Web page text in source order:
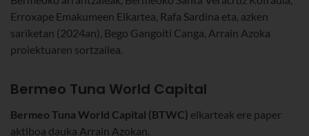
Erroxape Emakumeen Elkartea, Rafa Sardina eta, azken
sariketan (2024an), Bego Gangoiti Canga, Arrain Azoka
proiektuaren sortzailea.
Bermeo Tuna World Capital
Bermeo Tuna World Capital (BTWC) elkarteak ere paper
aktiboa dauka Arrain Azokan.